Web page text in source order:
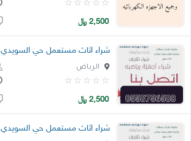
2,500 ﷼
شراء اثاث مستعمل حي السويدي
الرياض
2,500 ﷼
شراء اثاث مستعمل حي السويدي